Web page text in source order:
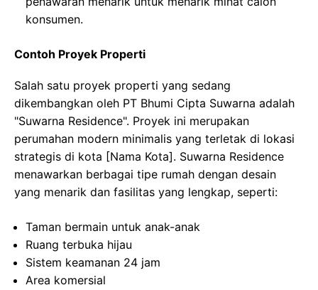
konsumen.
Contoh Proyek Properti
Salah satu proyek properti yang sedang
dikembangkan oleh PT Bhumi Cipta Suwarna adalah
"Suwarna Residence". Proyek ini merupakan
perumahan modern minimalis yang terletak di lokasi
strategis di kota [Nama Kota]. Suwarna Residence
menawarkan berbagai tipe rumah dengan desain
yang menarik dan fasilitas yang lengkap, seperti:
Taman bermain untuk anak-anak
Ruang terbuka hijau
Sistem keamanan 24 jam
Area komersial